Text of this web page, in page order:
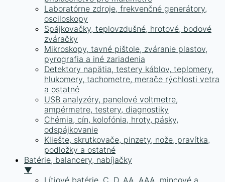
Laboratórne zdroje, frekvenčné generátory,
osciloskopy
Spájkovačky, teplovzdušné, hrotové, bodové
zváračky
Mikroskopy, tavné pištole, zváranie plastov,
pyrografia a iné zariadenia
Detektory napätia, testery káblov, teplomery,
hlukomery, tachometre, merače rýchlosti vetra
a ostatné
USB analyzéry, panelové voltmetre,
ampérmetre, testery, diagnostiky
Chémia, cín, kolofónia, hroty, pásky,
odspájkovanie
Kliešte, skrutkovače, pinzety, nože, pravítka,
podložky a ostatné
Batérie, balancery, nabíjačky
▼
Lítiové batérie, C, D, AA, AAA, mincové a